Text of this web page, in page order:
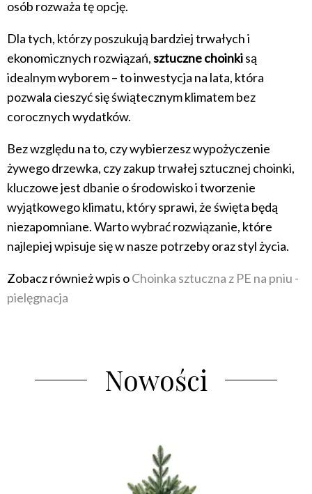
osób rozważa tę opcję.
Dla tych, którzy poszukują bardziej trwałych i
ekonomicznych rozwiązań,sztuczne choinkisą
idealnym wyborem – to inwestycja na lata, która
pozwala cieszyć się świątecznym klimatem bez
corocznych wydatków.
Bez względu na to, czy wybierzesz wypożyczenie
żywego drzewka, czy zakup trwałej sztucznej choinki,
kluczowe jest dbanie o środowisko i tworzenie
wyjątkowego klimatu, który sprawi, że święta będą
niezapomniane. Warto wybrać rozwiązanie, które
najlepiej wpisuje się w nasze potrzeby oraz styl życia.
Zobacz również wpis oChoinka sztuczna z PE na pniu -
pielęgnacja
Nowości